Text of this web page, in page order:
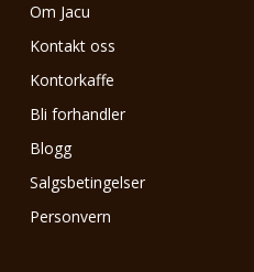
Om Jacu
Kontakt oss
Kontorkaffe
Bli forhandler
Blogg
Salgsbetingelser
Personvern